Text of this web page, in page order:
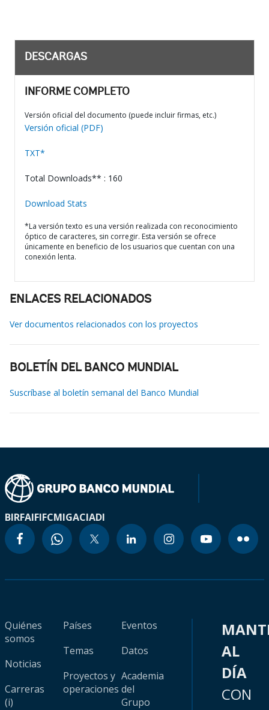
DESCARGAS
INFORME COMPLETO
Versión oficial del documento (puede incluir firmas, etc.)
Versión oficial (PDF)
TXT*
Total Downloads** : 160
Download Stats
*La versión texto es una versión realizada con reconocimiento
óptico de caracteres, sin corregir. Esta versión se ofrece
únicamente en beneficio de los usuarios que cuentan con una
conexión lenta.
ENLACES RELACIONADOS
Ver documentos relacionados con los proyectos
BOLETÍN DEL BANCO MUNDIAL
Suscríbase al boletín semanal del Banco Mundial
BIRFAIFIFCMIGACIADI
Quiénes
somos
Noticias
Carreras
(i)
Países
Temas
Proyectos y
operaciones
Eventos
Datos
Academia
del
Grupo
AL
DÍA
CON